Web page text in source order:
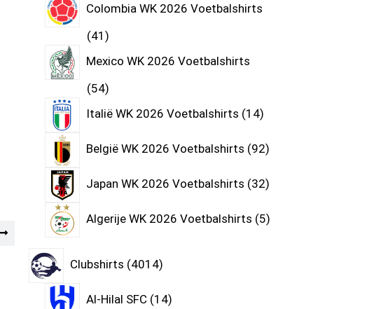
Colombia WK 2026 Voetbalshirts
41
Mexico WK 2026 Voetbalshirts
54
Italië WK 2026 Voetbalshirts 14
België WK 2026 Voetbalshirts 92
Japan WK 2026 Voetbalshirts 32
Algerije WK 2026 Voetbalshirts 5
Clubshirts 4014
Al-Hilal SFC 14